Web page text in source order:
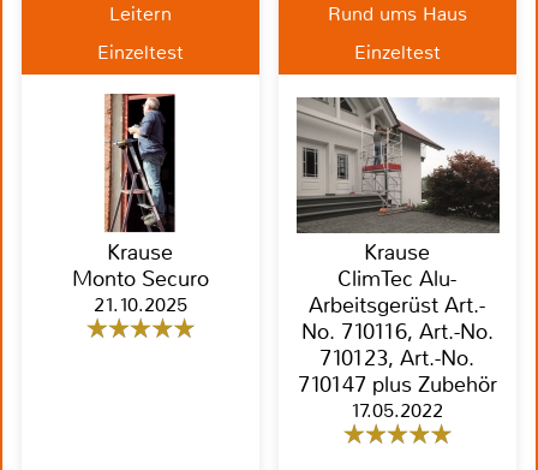
Leitern
Einzeltest
Krause
Monto Securo
21.10.2025
Rund ums Haus
Einzeltest
Krause
ClimTec Alu-
Arbeitsgerüst Art.-
No. 710116, Art.-No.
710123, Art.-No.
710147 plus Zubehör
17.05.2022